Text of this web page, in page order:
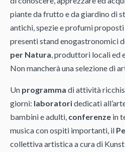
piante da frutto e da giardino di
antichi, spezie e profumi proposti
presenti stand enogastronomici
per Natura, produttori locali ed
Non mancherà una selezione di
Un programma di attività
giorni: laboratoridedicati
bambini e adulti, conferenze in
musica con ospiti importanti, il
collettiva artistica a cura di